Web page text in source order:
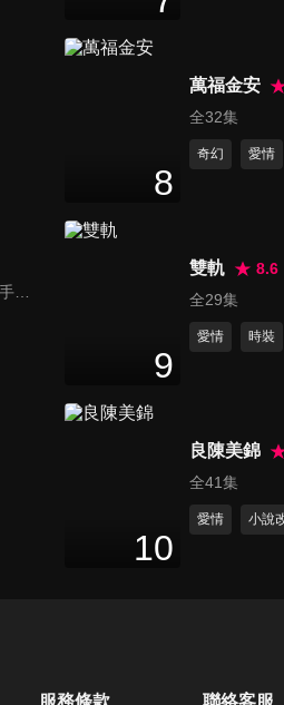
被冤枉為“徐氏滅門慘案”兇手的主人公在多年後深陷倖存者的複仇圈套，成功說服其共同對抗真兇，並找出真相的故事。整個故事發生在一個荒山客棧，眾人鬥智斗勇，一步步揭開每個人的秘密，還原案件本來面目。
8
萬福金安
全32集
奇幻 愛情
9
雙軌
8.6
全29集
愛情 時裝
10
良陳美錦
全41集
愛情 小說
服務條款 聯絡客服